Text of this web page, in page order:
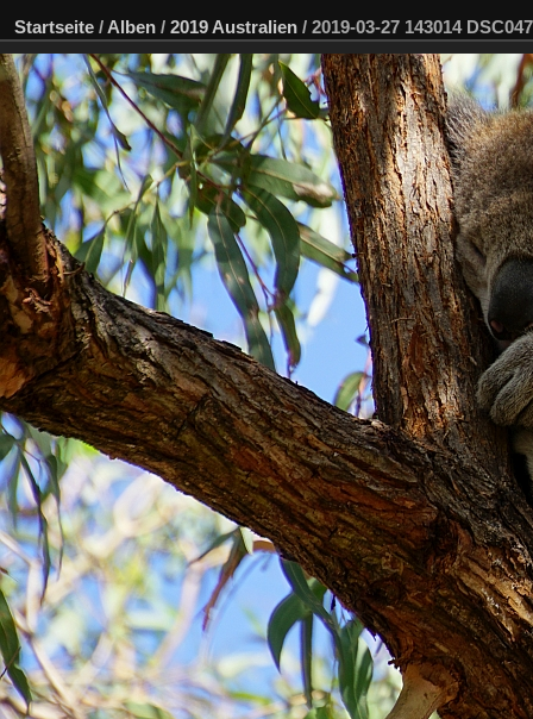
Startseite / Alben / 2019 Australien / 2019-03-27 143014